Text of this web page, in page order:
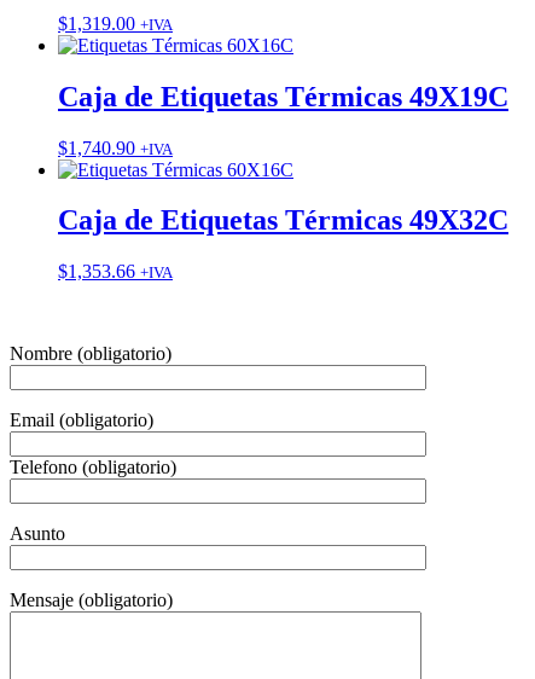
$1,319.00 +IVA
Caja de Etiquetas Térmicas 49X19C
$1,740.90 +IVA
Caja de Etiquetas Térmicas 49X32C
$1,353.66 +IVA
Nombre (obligatorio)
Email (obligatorio)
Telefono (obligatorio)
Asunto
Mensaje (obligatorio)